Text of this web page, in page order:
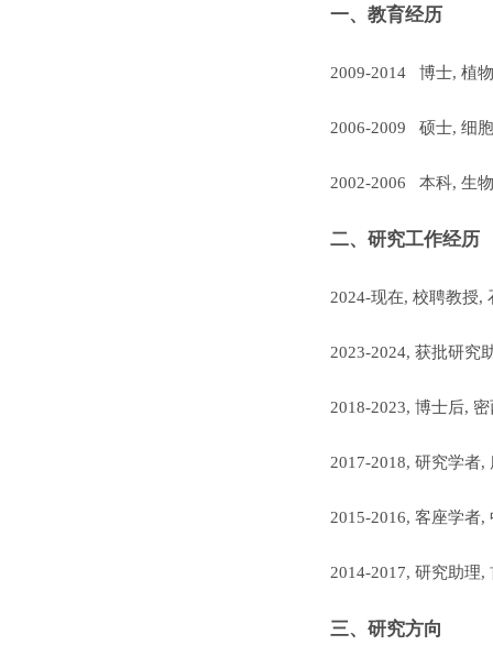
一、教育经历
2009-2014 博士, 植
2006-2009 硕士, 细
2002-2006 本科, 生
二、研究工作经历
2024-现在, 校聘教授,
2023-2024, 获批研究
2018-2023, 博士后,
2017-2018, 研究学者,
2015-2016, 客座学者,
2014-2017, 研究助理,
三、研究方向